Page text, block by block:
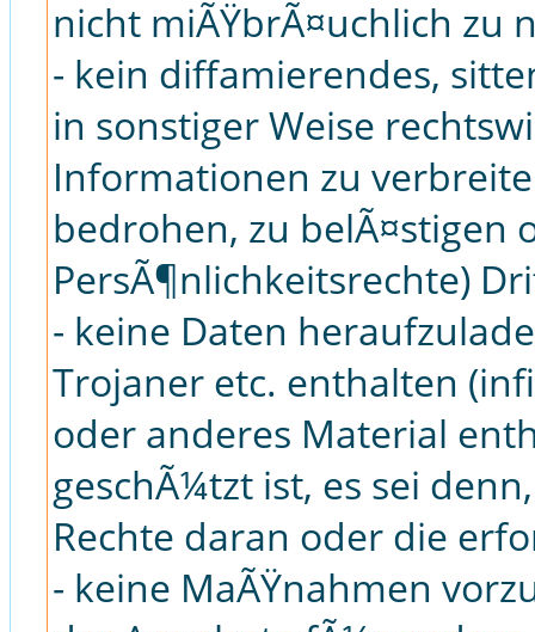
nicht miÃŸbrÃ¤uchlich zu
- kein diffamierendes,
in sonstiger Weise
Informationen zu
bedrohen, zu belÃ¤stigen
PersÃ¶nlichkeitsrechte)
- keine Daten
Trojaner etc. enthalten
oder anderes Material
geschÃ¼tzt ist, es sei
Rechte daran oder die
- keine MaÃŸnahmen